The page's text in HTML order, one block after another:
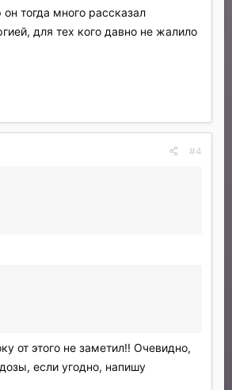
тогда много рассказал
для тех кого давно не жалило
#4
от этого не заметил!! Очевидно,
если угодно, напишу